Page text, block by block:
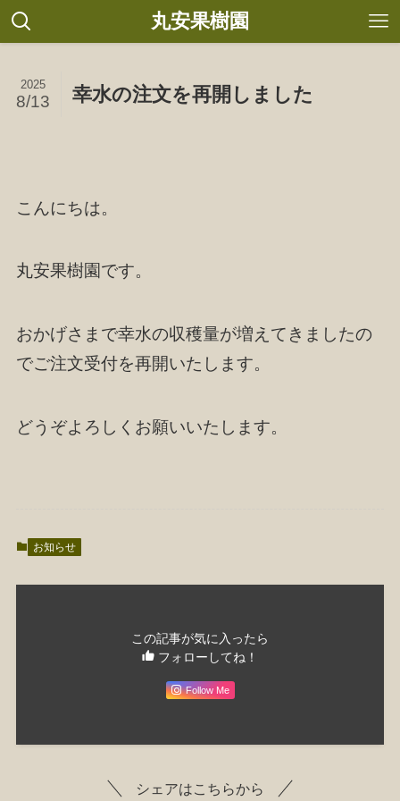
丸安果樹園
幸水の注文を再開しました
2025
8/13
こんにちは。
丸安果樹園です。
おかげさまで幸水の収穫量が増えてきましたの
でご注文受付を再開いたします。
どうぞよろしくお願いいたします。
お知らせ
この記事が気に入ったら
フォローしてね！
Follow Me
シェアはこちらから